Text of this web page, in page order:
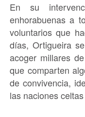
En su
enhorabuenas a
voluntarios que
días, Ortigueira
acoger millares
que comparten
de convivencia,
las naciones